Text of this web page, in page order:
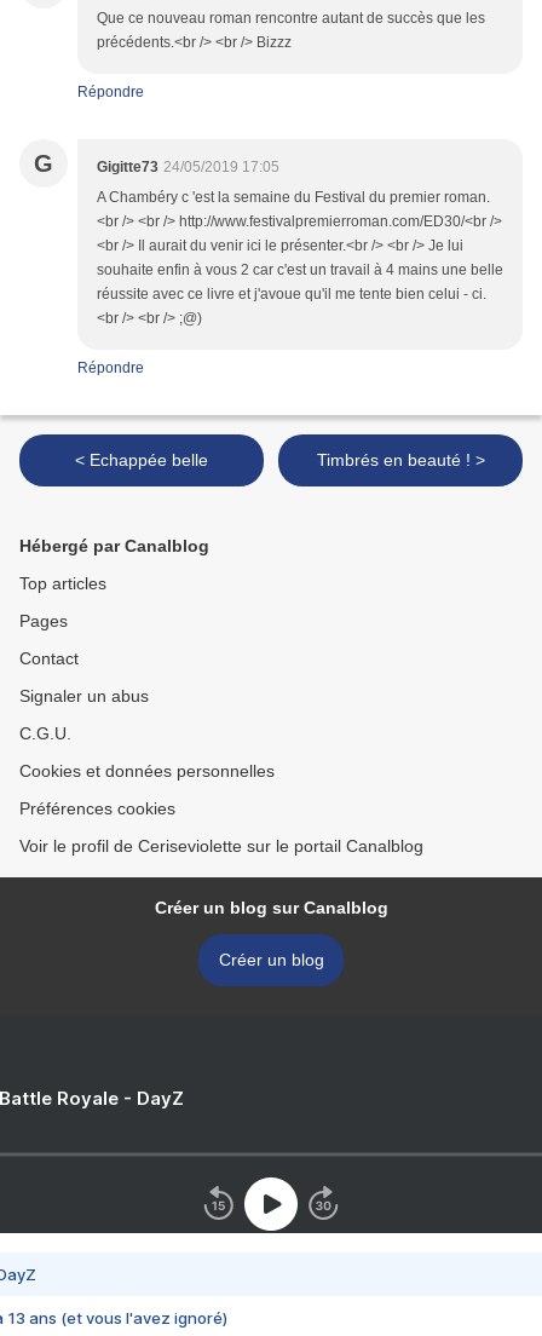
Que ce nouveau roman rencontre autant de succès que les
précédents.<br /> <br /> Bizzz
Répondre
G Gigitte73 24/05/2019 17:05
A Chambéry c 'est la semaine du Festival du premier roman.
<br /> <br /> http://www.festivalpremierroman.com/ED30/<br />
<br /> Il aurait du venir ici le présenter.<br /> <br /> Je lui
souhaite enfin à vous 2 car c'est un travail à 4 mains une belle
réussite avec ce livre et j'avoue qu'il me tente bien celui - ci.
<br /> <br /> ;@)
Répondre
< Echappée belle Timbrés en beauté ! >
Hébergé par Canalblog
Top articles
Pages
Contact
Signaler un abus
C.G.U.
Cookies et données personnelles
Préférences cookies
Voir le profil de Ceriseviolette sur le portail Canalblog
Créer un blog sur Canalblog
Créer un blog
Royale - DayZ
13 ans (et vous l'avez ignoré)